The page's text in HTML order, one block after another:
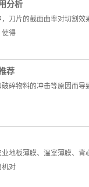
分析
刀片的截面曲率对切割
使得
荐
碎物料的冲击等原因而
地板薄膜、温室薄膜、
机对